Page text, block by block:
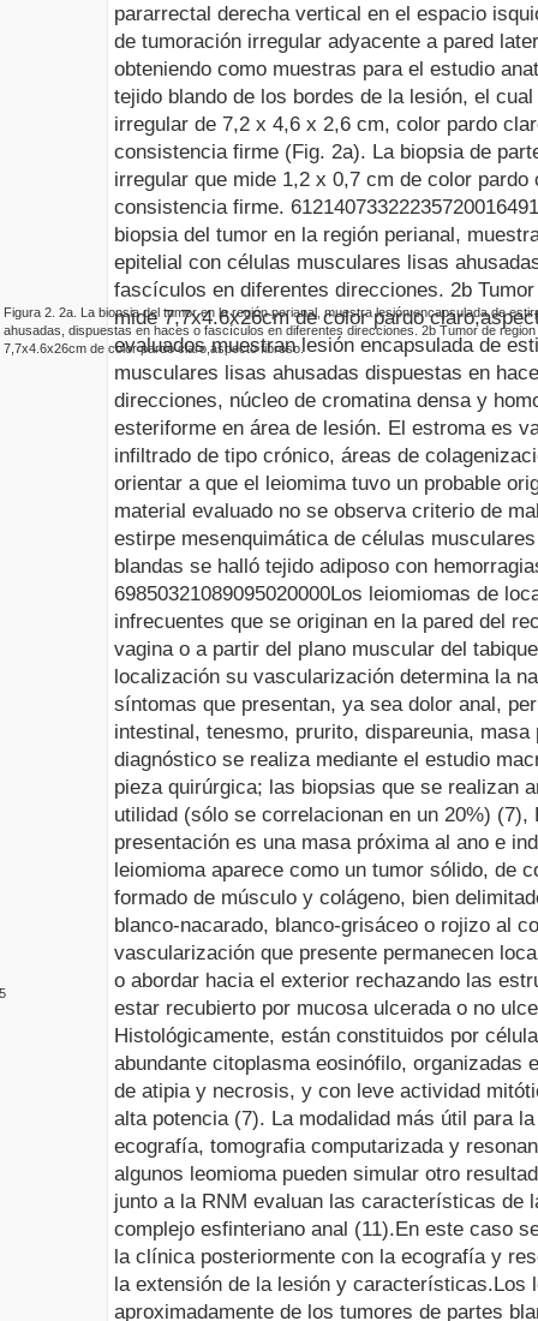
pararrectal derecha vertical en el espacio
de tumoración irregular adyacente a pared
obteniendo como muestras para el estudio
tejido blando de los bordes de la lesión, el
irregular de 7,2 x 4,6 x 2,6 cm, color pardo
consistencia firme (Fig. 2a). La biopsia de
irregular que mide 1,2 x 0,7 cm de color
consistencia firme. 612140733222357200
biopsia del tumor en la región perianal,
epitelial con células musculares lisas
fascículos en diferentes direcciones. 2b
mide 7,7x4.6x26cm de color pardo
Figura 2. 2a. La biopsia del tumor en la región perianal, muestra lesión encapsulada de
ahusadas, dispuestas en haces o fascículos en diferentes direcciones 2bTumor de region
7,7x4.6x26cm de color pardo claro,aspecto fibroso.
evaluados muestran lesión encapsulada de
musculares lisas ahusadas dispuestas en
direcciones, núcleo de cromatina densa y
esteriforme en área de lesión. El estroma es
infiltrado de tipo crónico, áreas de
orientar a que el leiomima tuvo un probable
material evaluado no se observa criterio de
estirpe mesenquimática de células
blandas se halló tejido adiposo con
69850321089095020000Los leiomiomas de
infrecuentes que se originan en la pared del
vagina o a partir del plano muscular del
localización su vascularización determina la
síntomas que presentan, ya sea dolor anal,
intestinal, tenesmo, prurito, dispareunia,
diagnóstico se realiza mediante el estudio
pieza quirúrgica; las biopsias que se realizan
utilidad (sólo se correlacionan en un 20%) (7),
presentación es una masa próxima al ano e
leiomioma aparece como un tumor sólido, de
formado de músculo y colágeno, bien
blanco-nacarado, blanco-grisáceo o rojizo al
vascularización que presente permanecen
o abordar hacia el exterior rechazando las
estar recubierto por mucosa ulcerada o no
Histológicamente, están constituidos por
abundante citoplasma eosinófilo, organizadas
de atipia y necrosis, y con leve actividad
alta potencia (7). La modalidad más útil para
ecografía, tomografia computarizada y
algunos leomioma pueden simular otro
junto a la RNM evaluan las características de
complejo esfinteriano anal (11).En este caso
la clínica posteriormente con la ecografía y
la extensión de la lesión y características.Los
aproximadamente de los tumores de partes